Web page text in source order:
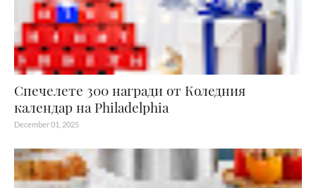
Спечелете 300 награди от Коледния
календар на Philadelphia
December 01, 2025